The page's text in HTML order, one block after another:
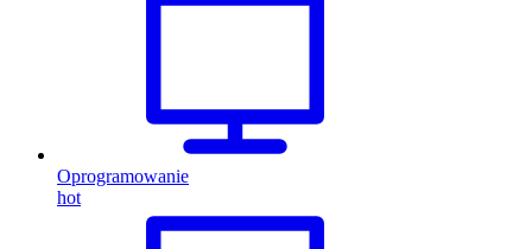
Oprogramowanie
hot